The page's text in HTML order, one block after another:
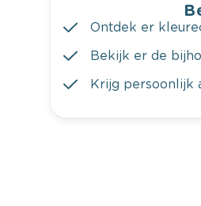
Ontdek er
Bekijk er de
Krijg persoonlijk